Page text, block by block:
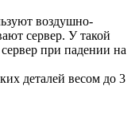
воздушно-
сервер. У такой
при падении на
деталей весом до 3